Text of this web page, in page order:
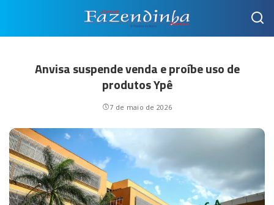
Anvisa suspende venda e proíbe uso de
produtos Ypê
7 de maio de 2026